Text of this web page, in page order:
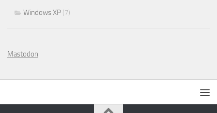
Windows XP (7)
Mastodon